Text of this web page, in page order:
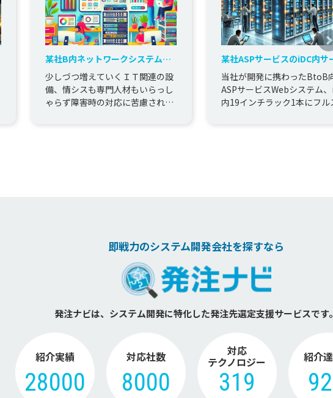
某社B内ネットワークシステムを
運用保守
少しづつ増えていくＩＴ関連の設
備、情シスも専門人材もいらっし
ゃらず障害時の対応に苦慮されて
Ｔシステム全体の運用保守を当社
某社ASPサービスのiDC内サ
群を運用保守
当社が開発に携わったBtoB
ASPサービスWebシステム
内19インチラック1本にフル
ロードバランサー、サ...
即戦力のシステム開発会社を探すなら
発注ナビは、システム開発に特化した発注先選定支援サービスです。
紹介実績
28000
対応社数
8000
対応
テクノロジー
319
紹介